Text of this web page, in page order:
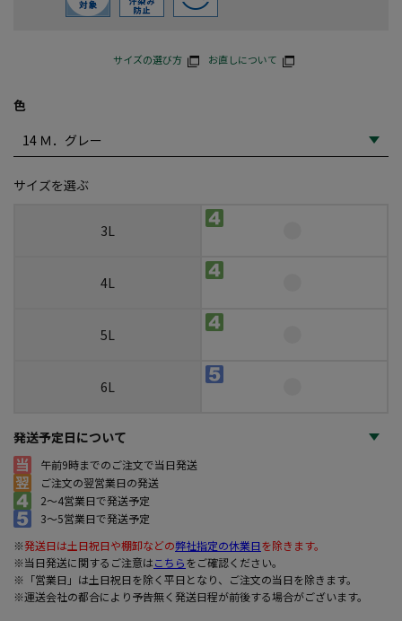
サイズの選び方 お直しについて
色
サイズを選ぶ
3L
4L
5L
6L
発送予定日について
午前9時までのご注文で当日発送
ご注文の翌営業日の発送
2～4営業日で発送予定
3～5営業日で発送予定
※発送日は土日祝日や棚卸などの弊社指定の休業日を除きます。
※当日発送に関するご注意はこちらをご確認ください。
※「営業日」は土日祝日を除く平日となり、ご注文の当日を除きます。
※運送会社の都合により予告無く発送日程が前後する場合がございます。